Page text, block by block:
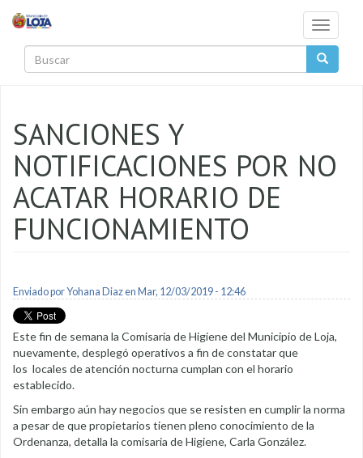
Toggle
SANCIONES Y
NOTIFICACIONES POR NO
ACATAR HORARIO DE
FUNCIONAMIENTO
Enviado porYohana Diazen Mar, 12/03/2019 - 12:46
Este fin de semana la Comisaría de Higiene del Municipio de Loja,
nuevamente, desplegó operativos a fin de constatar que
los locales de atención nocturna cumplan con el horario
establecido.
Sin embargo aún hay negocios que se resisten en cumplir la norma
a pesar de que propietarios tienen pleno conocimiento de la
Ordenanza, detalla la comisaria de Higiene, Carla González.